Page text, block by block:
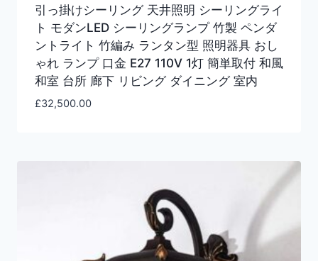
引っ掛けシーリング 天井照明 シーリングライ
ト モダンLED シーリングランプ 竹製 ペンダ
ントライト 竹編み ランタン型 照明器具 おし
ゃれ ランプ 口金 E27 110V 1灯 簡単取付 和風
和室 台所 廊下 リビング ダイニング 室内
£32,500.00